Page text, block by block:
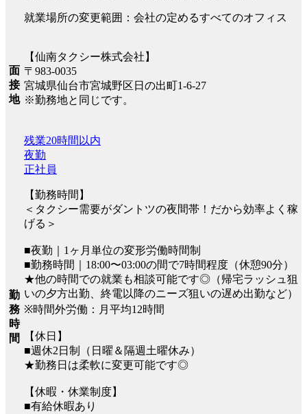
就業場所の変更範囲：会社の定めるすべてのオフィス
面
接
地
【仙南タクシー株式会社】
〒983-0035
宮城県仙台市宮城野区日の出町1-6-27
※勤務地と同じです。
勤
務
時
間
残業20時間以内
夜勤
正社員
【勤務時間】
＜タクシー需要がダントツの夜間帯！だから効率よく稼
げる＞
■夜勤｜1ヶ月単位の変形労働時間制
■勤務時間｜18:00〜03:00の間で7時間程度（休憩90分）
★他の時間での就業も相談可能です◎（帰宅ラッシュ狙
いの夕方出勤、終電以降のニーズ狙いの遅め出勤など）
※時間外労働：月平均12時間
【休日】
■週休2日制（日曜＆隔週土曜休み）
★勤務日は柔軟に変更可能です◎
【休暇・休業制度】
■有給休暇あり